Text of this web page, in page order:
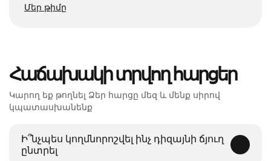
Մեր թիմը
Հաճախակի տրվող հարցեր
Կարող եք թողնել Ձեր հարցը մեզ և մենք սիրով
կպատասխանենք
Ի՞նչպես կողմնորոշվել ինչ դիզայնի ճյուղ
ընտրել